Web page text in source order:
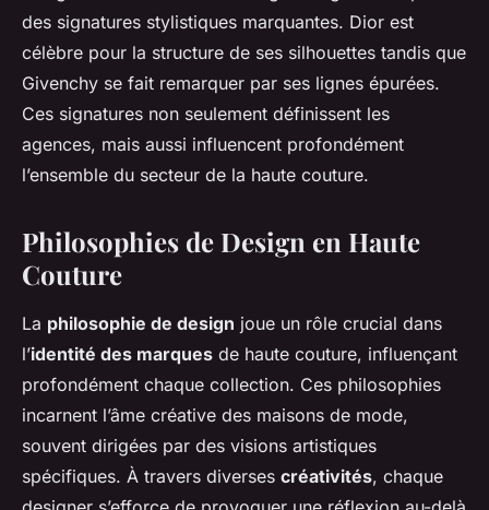
des signatures stylistiques marquantes. Dior est
célèbre pour la structure de ses silhouettes tandis que
Givenchy se fait remarquer par ses lignes épurées.
Ces signatures non seulement définissent les
agences, mais aussi influencent profondément
l’ensemble du secteur de la haute couture.
Philosophies de Design en Haute
Couture
La philosophie de design joue un rôle crucial dans
l’identité des marques de haute couture, influençant
profondément chaque collection. Ces philosophies
incarnent l’âme créative des maisons de mode,
souvent dirigées par des visions artistiques
spécifiques. À travers diverses créativités, chaque